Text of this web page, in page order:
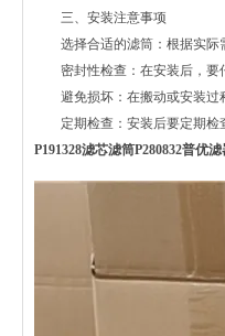
三、安装注意事项
选择合适的滤筒：根据实际
密封性检查：在安装后，要
避免损坏：在搬动或安装过
定期检查：安装后要定期检
P191328滤芯滤筒P280832普优